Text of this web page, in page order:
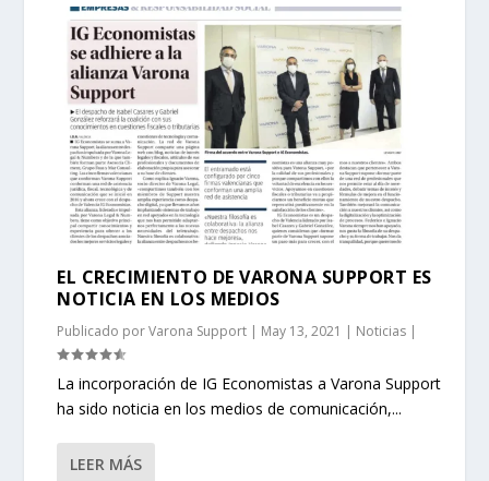
EL CRECIMIENTO DE VARONA SUPPORT ES
NOTICIA EN LOS MEDIOS
Publicado porVarona Support | May 13, 2021 | Noticias |
La incorporación de IG Economistas a Varona Support
ha sido noticia en los medios de comunicación,...
LEER MÁS